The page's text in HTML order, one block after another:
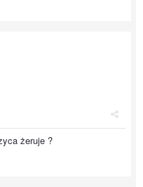
żeruje ?